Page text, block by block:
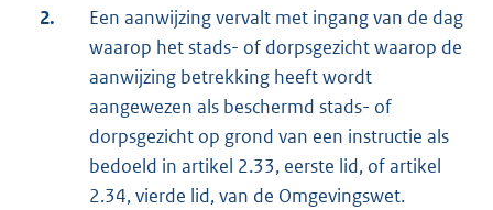
2.
Een aanwijzing vervalt met ingang van de dag
waarop het stads- of dorpsgezicht waarop de
aanwijzing betrekking heeft wordt
aangewezen als beschermd stads- of
dorpsgezicht op grond van een instructie als
bedoeld in artikel 2.33, eerste lid, of artikel
2.34, vierde lid, van de Omgevingswet.